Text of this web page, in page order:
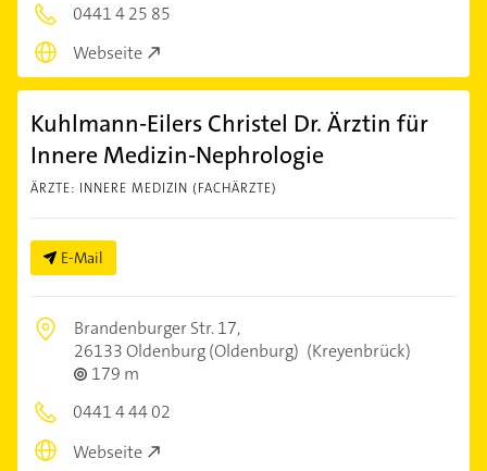
0441 4 25 85
Webseite
Kuhlmann-Eilers Christel Dr. Ärztin für
Innere Medizin-Nephrologie
ÄRZTE: INNERE MEDIZIN (FACHÄRZTE)
E-Mail
Brandenburger Str. 17,
26133 Oldenburg (Oldenburg) (Kreyenbrück)
179 m
0441 4 44 02
Webseite